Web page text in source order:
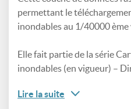
permettant le
inondables au 1/40000
Elle fait partie de la série
inondables (en vigueur) –
Lire la suite